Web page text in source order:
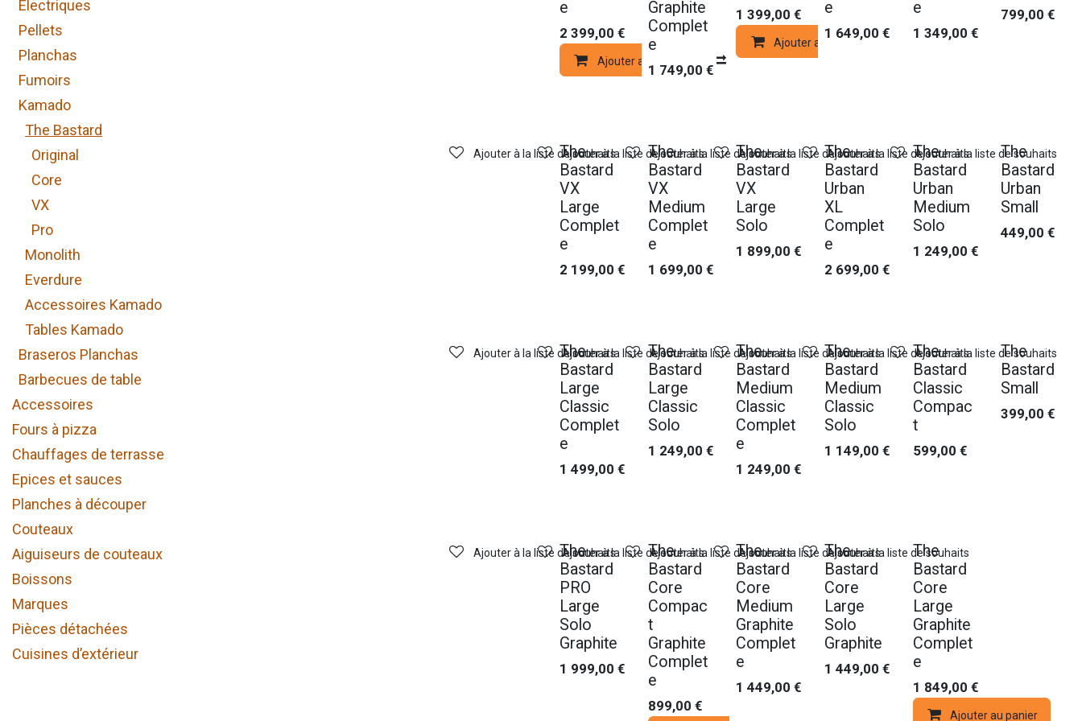
Electriques
Pellets
Planchas
Fumoirs
Kamado
The Bastard
Original
Core
VX
Pro
Monolith
Everdure
Accessoires Kamado
Tables Kamado
Braseros Planchas
Barbecues de table
Accessoires
Fours à pizza
Chauffages de terrasse
Epices et sauces
Planches à découper
Couteaux
Aiguiseurs de couteaux
Boissons
Marques
Pièces détachées
Cuisines d’extérieur
e
2 399,00 €
Ajouter au panier Compare
Graphite
Complet
e
1 749,00 €
1 399,00 €
Ajouter au panier
e
1 649,00 €
e
1 349,00 €
799,00 €
The
Bastard
VX
Large
Complet
e
2 199,00 €
Ajouter à la liste de souhaits
The
Bastard
VX
Medium
Complet
e
1 699,00 €
Ajouter à la liste de souhaits
The
Bastard
VX
Large
Solo
1 899,00 €
Ajouter à la liste de souhaits
The
Bastard
Urban
XL
Complet
e
2 699,00 €
Ajouter à la liste de souhaits
The
Bastard
Urban
Medium
Solo
1 249,00 €
Ajouter à la liste de souhaits
The
Bastard
Urban
Small
449,00 €
Ajouter à la liste de souhaits
The
Bastard
Large
Classic
Complet
e
1 499,00 €
Ajouter à la liste de souhaits
The
Bastard
Large
Classic
Solo
1 249,00 €
Ajouter à la liste de souhaits
The
Bastard
Medium
Classic
Complet
e
1 249,00 €
Ajouter à la liste de souhaits
The
Bastard
Medium
Classic
Solo
1 149,00 €
Ajouter à la liste de souhaits
The
Bastard
Classic
Compac
t
599,00 €
Ajouter à la liste de souhaits
The
Bastard
Small
399,00 €
Ajouter à la liste de souhaits
Nouveau !
The
Bastard
PRO
Large
Solo
Graphite
1 999,00 €
Ajouter à la liste de souhaits Nouveau !
The
Bastard
Core
Compac
t
Graphite
Complet
e
899,00 €
Ajouter à la liste de souhaits Nouveau !
The
Bastard
Core
Medium
Graphite
Complet
e
1 449,00 €
Ajouter à la liste de souhaits Nouveau !
The
Bastard
Core
Large
Solo
Graphite
1 449,00 €
Ajouter à la liste de souhaits Nouveau !
The
Bastard
Core
Large
Graphite
Complet
e
1 849,00 €
Ajouter au panier
Ajouter à la liste de souhaits